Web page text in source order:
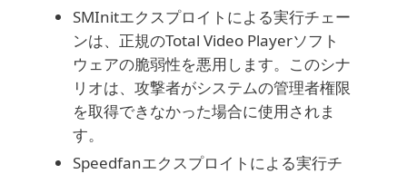
SMInitエクスプロイトによる実行チェー
ンは、正規のTotal Video Playerソフト
ウェアの脆弱性を悪用します。このシナ
リオは、攻撃者がシステムの管理者権限
を取得できなかった場合に使用されま
す。
Speedfanエクスプロイトによる実行チ